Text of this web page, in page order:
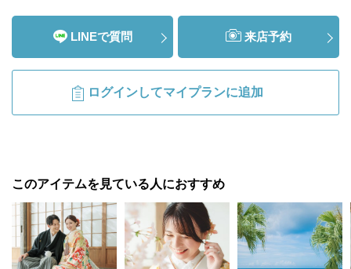
LINEで質問 来店予約
ログインしてマイプランに追加
このアイテムを見ている人におすすめ